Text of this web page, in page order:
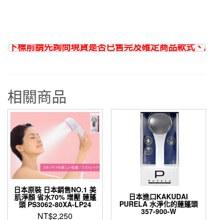
下標前請先詢問現貨是否已售完及確定商品款式、尺
相關商品
日本原裝 日本銷售NO.1 美
肌淨顏 省水70% 增壓 蓮蓬
頭 PS3062-80XA-LP24
NT$2,250
日本進口KAKUDAI
PURELA 水淨化的蓮蓬頭
357-900-W